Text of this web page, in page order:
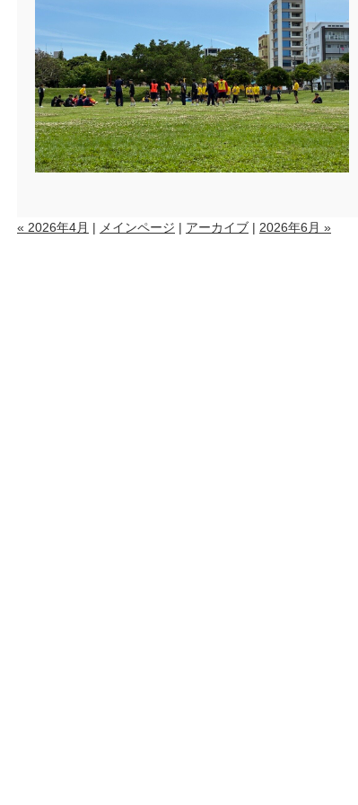
« 2026年4月 | メインページ | アーカイブ | 2026年6月 »